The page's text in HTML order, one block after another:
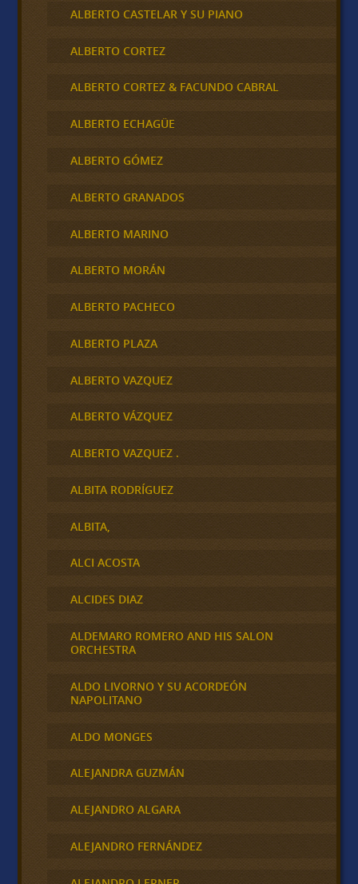
ALBERTO CASTELAR Y SU PIANO
ALBERTO CORTEZ
ALBERTO CORTEZ & FACUNDO CABRAL
ALBERTO ECHAGÜE
ALBERTO GÓMEZ
ALBERTO GRANADOS
ALBERTO MARINO
ALBERTO MORÁN
ALBERTO PACHECO
ALBERTO PLAZA
ALBERTO VAZQUEZ
ALBERTO VÁZQUEZ
ALBERTO VAZQUEZ .
ALBITA RODRÍGUEZ
ALBITA,
ALCI ACOSTA
ALCIDES DIAZ
ALDEMARO ROMERO AND HIS SALON
ORCHESTRA
ALDO LIVORNO Y SU ACORDEÓN
NAPOLITANO
ALDO MONGES
ALEJANDRA GUZMÁN
ALEJANDRO ALGARA
ALEJANDRO FERNÁNDEZ